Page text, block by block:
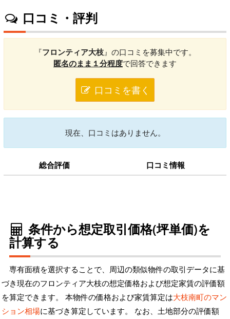
口コミ・評判
『フロンティア大枝』の口コミを募集中です。
匿名のまま１分程度で回答できます
口コミを書く
現在、口コミはありません。
総合評価 口コミ情報
条件から想定取引価格(坪単価)を
計算する
専有面積を選択することで、周辺の類似物件の取引データに基
づき現在のフロンティア大枝の想定価格および想定家賃の評価額
を算定できます。 本物件の価格および家賃算定は大枝南町のマン
ション相場に基づき算定しています。 なお、土地部分の評価額